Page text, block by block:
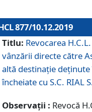
877/10.12.2019
Titlu: Revocarea
vânzării directe către
altă destinație
încheiate cu S.C. RIAL
Observații : Revocă